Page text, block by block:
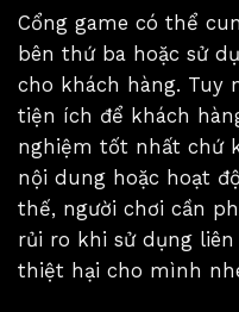
Cổng game có thể
bên thứ ba hoặc sử
cho khách hàng. Tuy
tiện ích để khách
nghiệm tốt nhất chứ
nội dung hoặc hoạt
thế, người chơi cần
rủi ro khi sử dụng
thiệt hại cho mình